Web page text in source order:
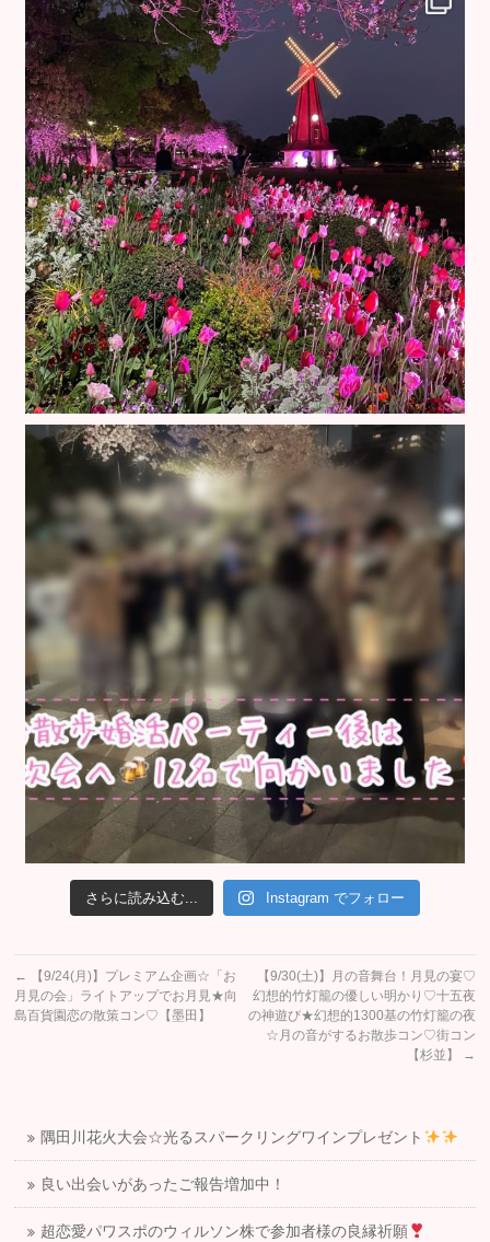
さらに読み込む... Instagram でフォロー
←
【9/24(月)】プレミアム企画☆「お
月見の会」ライトアップでお月見★向
島百貨園恋の散策コン♡【墨田】
【9/30(土)】月の音舞台！月見の宴♡
幻想的竹灯籠の優しい明かり♡十五夜
の神遊び★幻想的1300基の竹灯籠の夜
☆月の音がするお散歩コン♡街コン
【杉並】
→
隅田川花火大会☆光るスパークリングワインプレゼント
良い出会いがあったご報告増加中！
超恋愛パワスポのウィルソン株で参加者様の良縁祈願